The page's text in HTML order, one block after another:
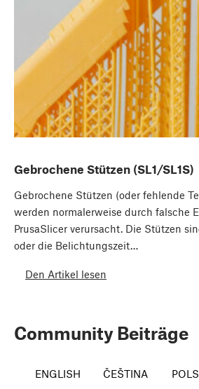
Gebrochene Stützen (SL1/SL1S)
Gebrochene Stützen (oder fehlende
werden normalerweise durch falsche
PrusaSlicer verursacht. Die Stützen
oder die Belichtungszeit…
Den Artikel lesen
Community Beiträge
ENGLISH ČEŠTINA